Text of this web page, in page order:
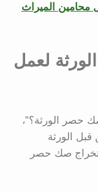
الميراث
لعمل
حصر الورثة؟”،
الورثة
صك حصر